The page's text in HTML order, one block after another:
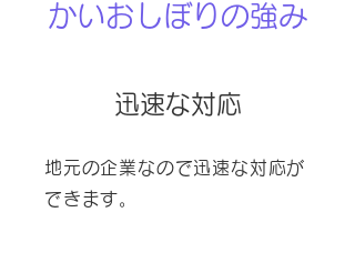
かいおしぼりの強み
迅速な対応
地元の企業なので迅速な対応が
できます。